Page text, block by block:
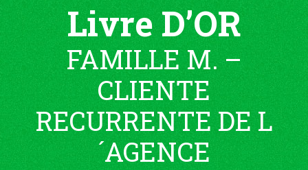
Livre D’OR
FAMILLE M. –
CLIENTE
RECURRENTE DE L
´AGENCE